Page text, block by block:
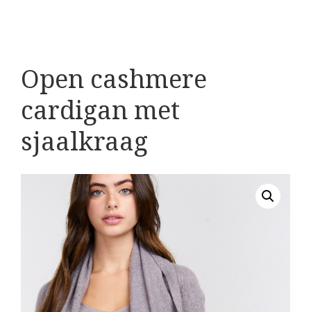
Open cashmere
cardigan met
sjaalkraag